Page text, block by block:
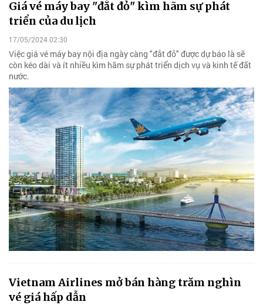
Giá vé máy bay "đắt đỏ" kìm hãm sự phát
triển của du lịch
17/05/2024 02:30
Việc giá vé máy bay nội địa ngày càng "đắt đỏ" được dự báo là sẽ
còn kéo dài và ít nhiều kìm hãm sự phát triển dịch vụ và kinh tế đất
nước.
Vietnam Airlines mở bán hàng trăm nghìn
vé giá hấp dẫn